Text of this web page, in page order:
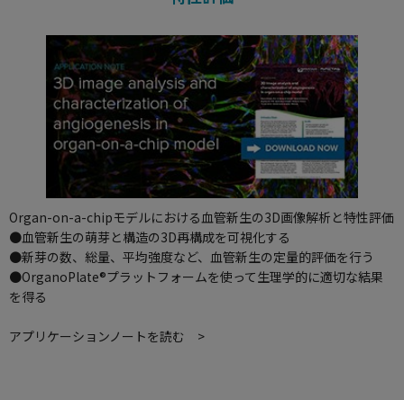
Organ-on-a-chipモデルにおける血管新生の3D画像解析と特性評価
●血管新生の萌芽と構造の3D再構成を可視化する
●新芽の数、総量、平均強度など、血管新生の定量的評価を行う
●OrganoPlate®プラットフォームを使って生理学的に適切な結果
を得る
アプリケーションノートを読む >